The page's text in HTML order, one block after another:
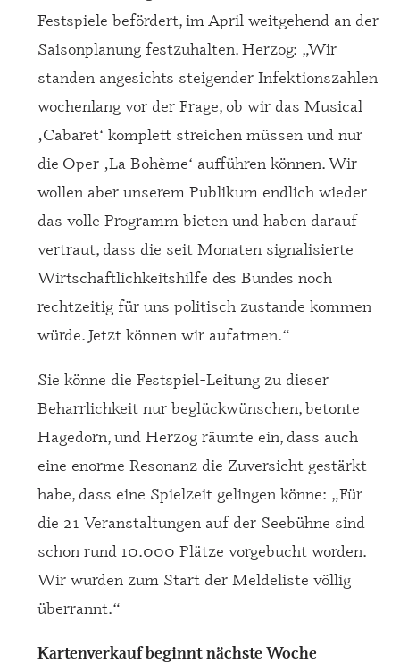
Festspiele befördert, im April weitgehend an der
Saisonplanung festzuhalten. Herzog: „Wir
standen angesichts steigender Infektionszahlen
wochenlang vor der Frage, ob wir das Musical
‚Cabaret‘ komplett streichen müssen und nur
die Oper ‚La Bohème‘ aufführen können. Wir
wollen aber unserem Publikum endlich wieder
das volle Programm bieten und haben darauf
vertraut, dass die seit Monaten signalisierte
Wirtschaftlichkeitshilfe des Bundes noch
rechtzeitig für uns politisch zustande kommen
würde. Jetzt können wir aufatmen.“
Sie könne die Festspiel-Leitung zu dieser
Beharrlichkeit nur beglückwünschen, betonte
Hagedorn, und Herzog räumte ein, dass auch
eine enorme Resonanz die Zuversicht gestärkt
habe, dass eine Spielzeit gelingen könne: „Für
die 21 Veranstaltungen auf der Seebühne sind
schon rund 10.000 Plätze vorgebucht worden.
Wir wurden zum Start der Meldeliste völlig
überrannt.“
Kartenverkauf beginnt nächste Woche